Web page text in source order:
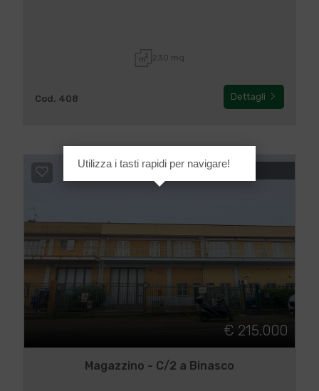
230 mq
Cod. 408 Dettagli
IN VENDITA
€ 215.000
Magazzino - C/2 a Binasco
Utilizza i tasti rapidi per navigare!